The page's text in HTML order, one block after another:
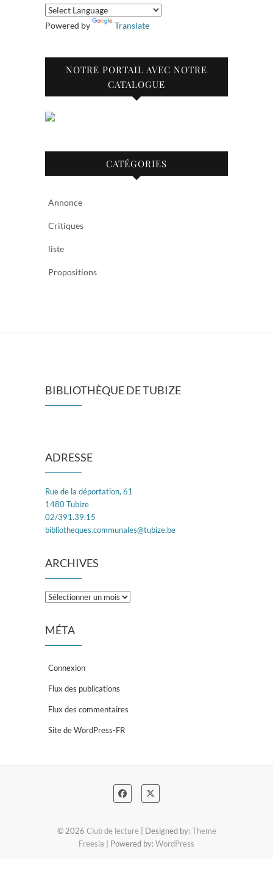
Powered by Translate
NOTRE PORTAIL AVEC NOTRE
CATALOGUE
CATÉGORIES
Annonce
Critiques
liste
Propositions
BIBLIOTHÈQUE DE TUBIZE
ADRESSE
Rue de la déportation, 61
1480 Tubize
02/391.39.15
bibliotheques.communales@tubize.be
ARCHIVES
Archives
MÉTA
Connexion
Flux des publications
Flux des commentaires
Site de WordPress-FR
© 2026 Club de lecture | Designed by:Theme
Freesia | Powered by:WordPress